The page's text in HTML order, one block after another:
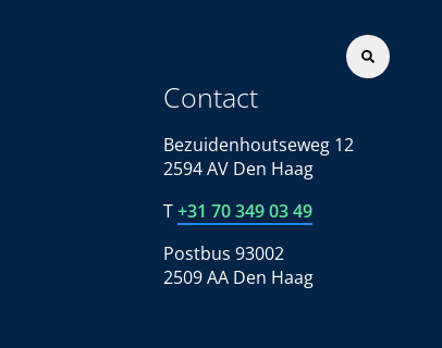
Contact
Bezuidenhoutseweg 12
2594 AV Den Haag
T+31 70 349 03 49
Postbus 93002
2509 AA Den Haag